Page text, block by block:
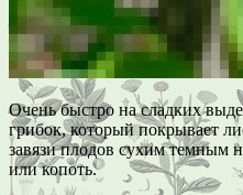
Очень быстро на сладких
грибок, который покрывает
завязи плодов сухим
или копоть.